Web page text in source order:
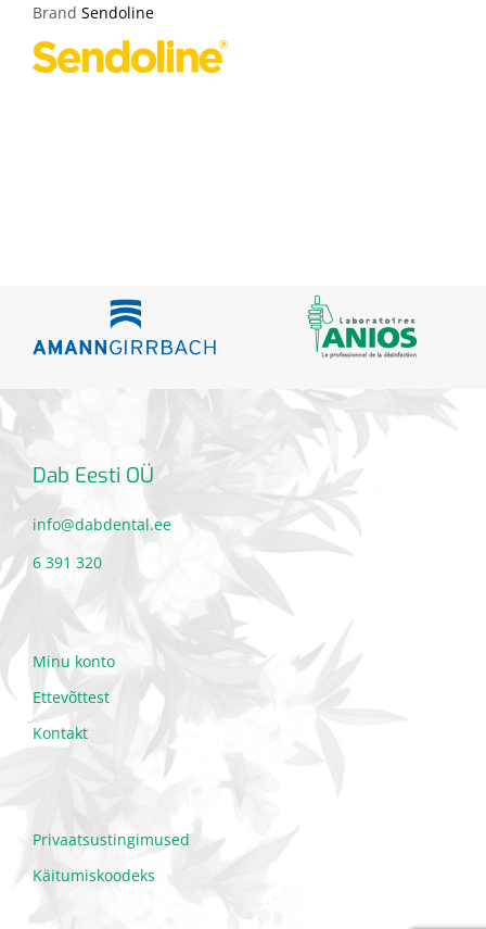
Brand Sendoline
Dab Eesti OÜ
info@dabdental.ee
6 391 320
Minu konto
Ettevõttest
Kontakt
Privaatsustingimused
Käitumiskoodeks